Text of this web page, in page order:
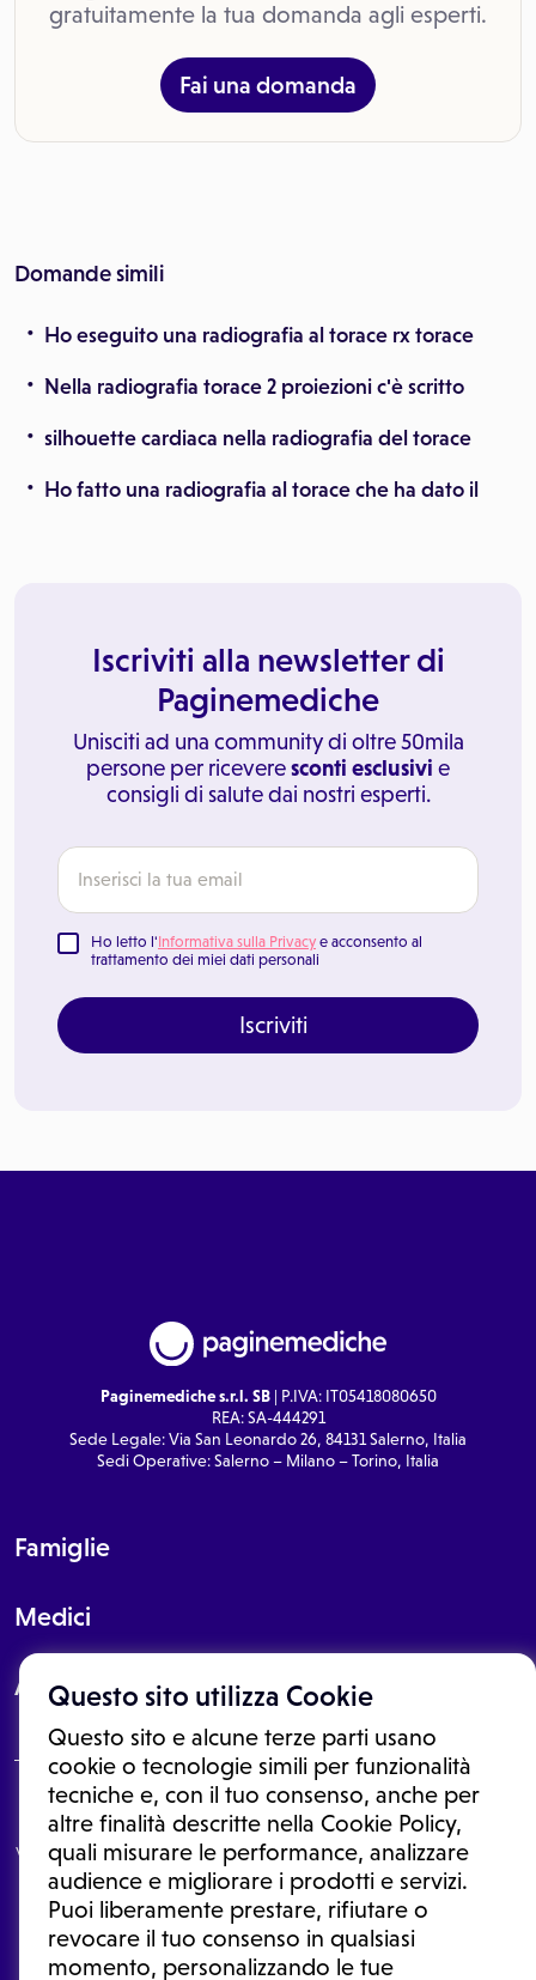
Questo sito utilizza Cookie
Questo sito e alcune terze parti usano
cookie o tecnologie simili per funzionalità
tecniche e, con il tuo consenso, anche per
altre finalità descritte nella Cookie Policy,
quali misurare le performance, analizzare
audience e migliorare i prodotti e servizi.
Puoi liberamente prestare, rifiutare o
revocare il tuo consenso in qualsiasi
momento, personalizzando le tue
gratuitamente la tua domanda agli esperti.
Fai una domanda
Domande simili
Ho eseguito una radiografia al torace rx torace
Nella radiografia torace 2 proiezioni c'è scritto
silhouette cardiaca nella radiografia del torace
Ho fatto una radiografia al torace che ha dato il
Iscriviti alla newsletter di
Paginemediche
Unisciti ad una community di oltre 50mila
persone per riceveresconti esclusivi e
consigli di salute dai nostri esperti.
Ho letto l'Informativa sulla Privacy e acconsento al
trattamento dei miei dati personali
Iscriviti
Paginemediche s.r.l. SB| P.IVA: IT05418080650
REA: SA-444291
Sede Legale: Via San Leonardo 26, 84131 Salerno, Italia
Sedi Operative: Salerno – Milano – Torino, Italia
Famiglie
Medici
About
Le informazioni proposte in questo sito non sono un consulto medico.
In nessun caso, queste informazioni sostituiscono un consulto, una
visita o una diagnosi formulata dal medico. Non si devono considerare
le informazioni disponibili come suggerimenti per la formulazione di
una diagnosi, la determinazione di un trattamento o l'assunzione o
sospensione di un farmaco senza prima consultare un medico di
medicina generale o uno specialista.
Condizioni di utilizzo|Privacy Policy |Gestione cookie